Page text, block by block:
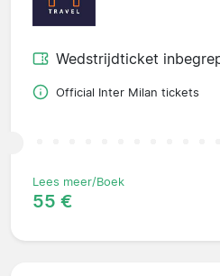
Wedstrijdticket
Official Inter Milan tickets
Lees meer/Boek
55 €